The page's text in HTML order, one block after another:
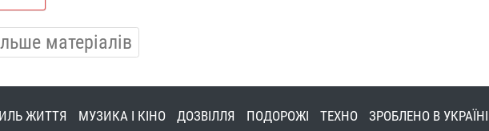
матеріалів
ЖИТТЯ МУЗИКА І КІНО ДОЗВІЛЛЯ ПОДОРОЖІ ТЕХНО ЗРОБЛЕНО В УКРАЇНІ